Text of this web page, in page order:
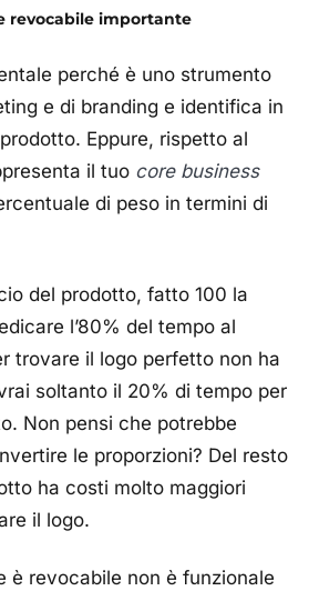
revocabile importante
perché è uno strumento
e di branding e identifica in
Eppure, rispetto al
il tuo core business
di peso in termini di
del prodotto, fatto 100 la
l’80% del tempo al
trovare il logo perfetto non ha
soltanto il 20% di tempo per
Non pensi che potrebbe
le proporzioni? Del resto
ha costi molto maggiori
il logo.
è revocabile non è funzionale